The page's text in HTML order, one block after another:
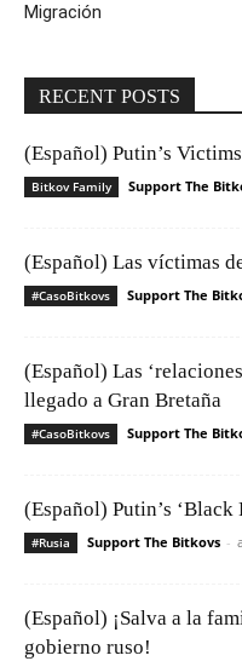
Migración
RECENT POSTS
(Español) Putin’s
Bitkov Family Support The
(Español) Las víctimas
#CasoBitkovs Support The
(Español) Las
llegado a Gran Bretaña
#CasoBitkovs Support The
(Español) Putin’s
#Rusia Support The Bitkovs -
(Español) ¡Salva a la
gobierno ruso!